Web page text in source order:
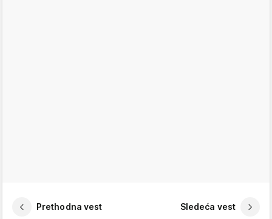
Prethodna vest Sledeća vest